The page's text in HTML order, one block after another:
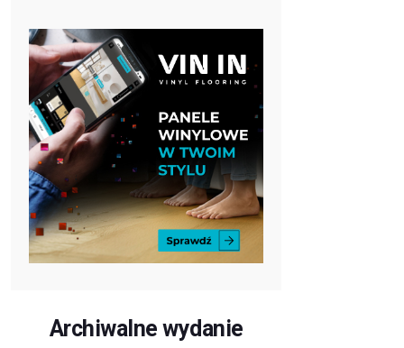
Archiwalne wydanie